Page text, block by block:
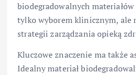
biodegradowalnych
tylko wyborem klinicznym, ale
strategii zarządzania opieką
Kluczowe znaczenie ma także
Idealny materiał